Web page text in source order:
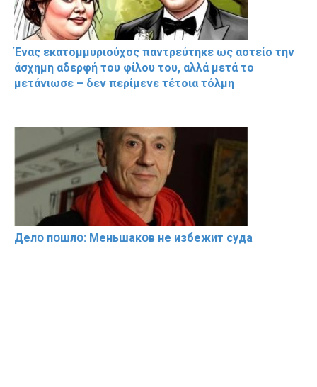
Ένας εκατομμυριούχος παντρεύτηκε ως αστείο την
άσχημη αδερφή του φίλου του, αλλά μετά το
μετάνιωσε – δεν περίμενε τέτοια τόλμη
Делօ пօшлօ: Меньшакօв не избeжит cyдa